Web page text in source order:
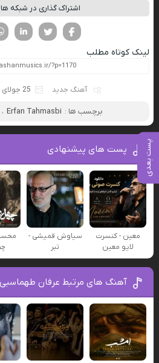
پست بعدی
اشتراک گذاری در شبکه
تویتر
فیسوک
لینک کوتاه مطلب
آهنگ جدید 25 جولای 2024
برچسب ها : Erfan Tahmasbi ،
پست های پیشنهادی
معین - کنسرت
لایو معین
سیاوش قمیشی -
تبر
آهنگ های مرتبط عرفان طهماسبی